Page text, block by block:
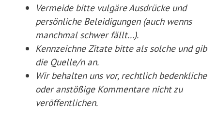
Vermeide bitte vulgäre Ausdrücke und
persönliche Beleidigungen (auch wenns
manchmal schwer fällt...).
Kennzeichne Zitate bitte als solche und gib
die Quelle/n an.
Wir behalten uns vor, rechtlich bedenkliche
oder anstößige Kommentare nicht zu
veröffentlichen.